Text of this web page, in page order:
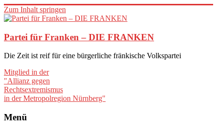
Zum Inhalt springen
Partei für Franken – DIE FRANKEN
Die Zeit ist reif für eine bürgerliche fränkische Volkspartei
Mitglied in der
"Allianz gegen
Rechtsextremismus
in der Metropolregion Nürnberg"
Menü